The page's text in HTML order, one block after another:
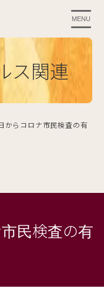
MENU
ス関連
からコロナ市民検査の有
民検査の有